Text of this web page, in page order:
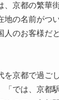
、京都の繁華
地の名前がつ
人のお客様だ
を京都で過ご
「では、京都